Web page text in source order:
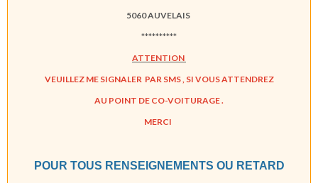
5060 AUVELAIS
**********
ATTENTION
VEUILLEZ ME SIGNALER PAR SMS , SI VOUS ATTENDREZ
AU POINT DE CO-VOITURAGE .
MERCI
POUR TOUS RENSEIGNEMENTS OU RETARD